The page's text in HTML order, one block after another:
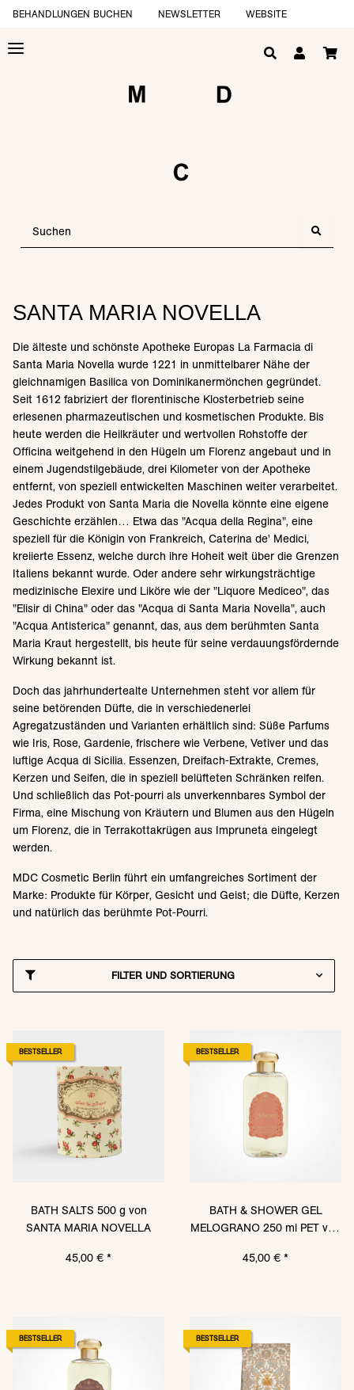
BEHANDLUNGEN BUCHEN NEWSLETTER WEBSITE
SANTA MARIA NOVELLA
Die älteste und schönste Apotheke Europas La Farmacia di
Santa Maria Novella wurde 1221 in unmittelbarer Nähe der
gleichnamigen Basilica von Dominikanermönchen gegründet.
Seit 1612 fabriziert der florentinische Klosterbetrieb seine
erlesenen pharmazeutischen und kosmetischen Produkte. Bis
heute werden die Heilkräuter und wertvollen Rohstoffe der
Officina weitgehend in den Hügeln um Florenz angebaut und in
einem Jugendstilgebäude, drei Kilometer von der Apotheke
entfernt, von speziell entwickelten Maschinen weiter verarbeitet.
Jedes Produkt von Santa Maria die Novella könnte eine eigene
Geschichte erzählen… Etwa das "Acqua della Regina", eine
speziell für die Königin von Frankreich, Caterina de' Medici,
kreiierte Essenz, welche durch ihre Hoheit weit über die Grenzen
Italiens bekannt wurde. Oder andere sehr wirkungsträchtige
medizinische Elexire und Liköre wie der "Liquore Mediceo", das
"Elisir di China" oder das "Acqua di Santa Maria Novella", auch
"Acqua Antisterica" genannt, das, aus dem berühmten Santa
Maria Kraut hergestellt, bis heute für seine verdauungsfördernde
Wirkung bekannt ist.
Doch das jahrhundertealte Unternehmen steht vor allem für
seine betörenden Düfte, die in verschiedenerlei
Agregatzuständen und Varianten erhältlich sind: Süße Parfums
wie Iris, Rose, Gardenie, frischere wie Verbene, Vetiver und das
luftige Acqua di Sicilia. Essenzen, Dreifach-Extrakte, Cremes,
Kerzen und Seifen, die in speziell belüfteten Schränken reifen.
Und schließlich das Pot-pourri als unverkennbares Symbol der
Firma, eine Mischung von Kräutern und Blumen aus den Hügeln
um Florenz, die in Terrakottakrügen aus Impruneta eingelegt
werden.
MDC Cosmetic Berlin führt ein umfangreiches Sortiment der
Marke: Produkte für Körper, Gesicht und Geist; die Düfte, Kerzen
und natürlich das berühmte Pot-Pourri.
FILTER UND SORTIERUNG
BESTSELLER
BATH SALTS 500 g von
SANTA MARIA NOVELLA
45,00 € *
BESTSELLER
BATH & SHOWER GEL
MELOGRANO 250 ml PET von
45,00 € *
BESTSELLER BESTSELLER